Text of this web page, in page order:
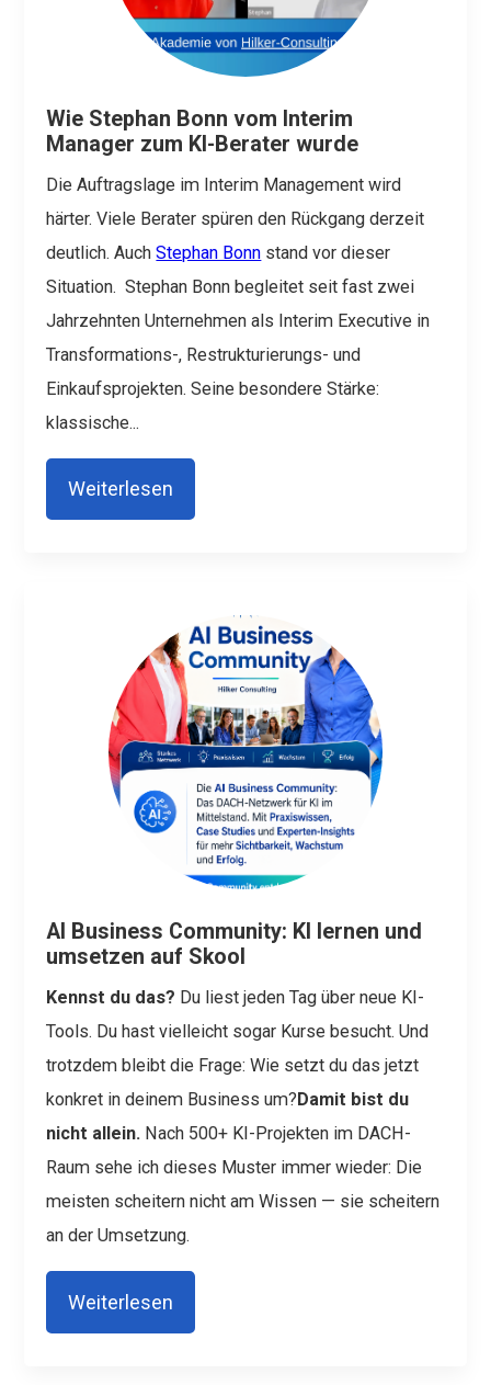
Wie Stephan Bonn vom Interim
Manager zum KI-Berater wurde
Die Auftragslage im Interim Management wird
härter. Viele Berater spüren den Rückgang derzeit
deutlich. AuchStephan Bonn stand vor dieser
Situation. Stephan Bonn begleitet seit fast zwei
Jahrzehnten Unternehmen als Interim Executive in
Transformations-, Restrukturierungs- und
Einkaufsprojekten. Seine besondere Stärke:
klassische...
Weiterlesen
AI Business Community: KI lernen und
umsetzen auf Skool
Kennst du das? Du liest jeden Tag über neue KI-
Tools. Du hast vielleicht sogar Kurse besucht. Und
trotzdem bleibt die Frage: Wie setzt du das jetzt
konkret in deinem Business um? Damit bist du
nicht allein. Nach 500+ KI-Projekten im DACH-
Raum sehe ich dieses Muster immer wieder: Die
meisten scheitern nicht am Wissen — sie scheitern
an der Umsetzung.
Weiterlesen